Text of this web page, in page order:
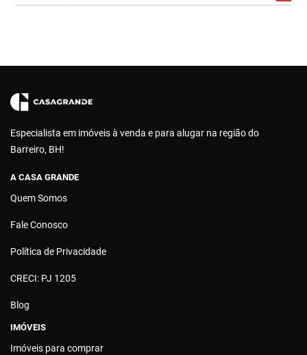
Especialista em imóveis à venda e para alugar na região do
Barreiro, BH!
A CASA GRANDE
Quem Somos
Fale Conosco
Política de Privacidade
CRECI: PJ 1205
Blog
IMÓVEIS
Imóveis para comprar